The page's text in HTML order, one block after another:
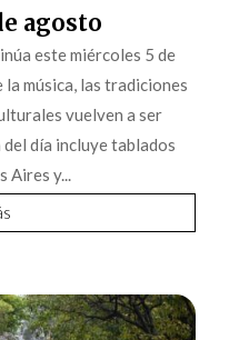
agosto
este miércoles 5 de
la música, las tradiciones
vuelven a ser
día incluye tablados
Aires y...